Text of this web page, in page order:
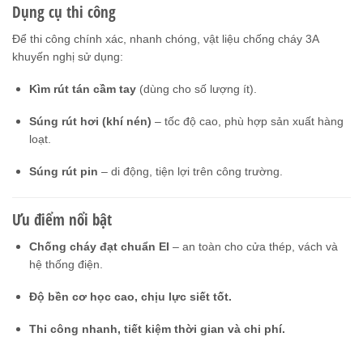
Dụng cụ thi công
Để thi công chính xác, nhanh chóng, vật liệu chống cháy 3A
khuyến nghị sử dụng:
Kìm rút tán cầm tay(dùng cho số lượng ít).
Súng rút hơi (khí nén) – tốc độ cao, phù hợp sản xuất hàng
loạt.
Súng rút pin – di động, tiện lợi trên công trường.
Ưu điểm nổi bật
Chống cháy đạt chuẩn EI – an toàn cho cửa thép, vách và
hệ thống điện.
Độ bền cơ học cao, chịu lực siết tốt.
Thi công nhanh, tiết kiệm thời gian và chi phí.